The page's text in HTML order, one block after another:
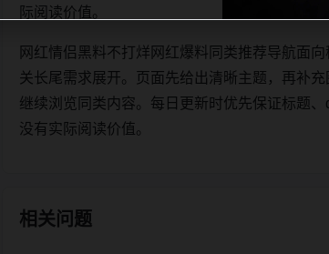
际阅读价值。
网红情侣黑料不打烊网红爆料同类推荐导航面
关长尾需求展开。页面先给出清晰主题，再补
继续浏览同类内容。每日更新时优先保证标题
没有实际阅读价值。
相关问题